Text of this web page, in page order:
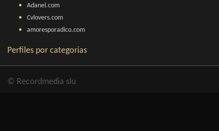
Adanel.com
Cvlovers.com
amoresporadico.com
Perfiles por categorias
© Recordmedia slu